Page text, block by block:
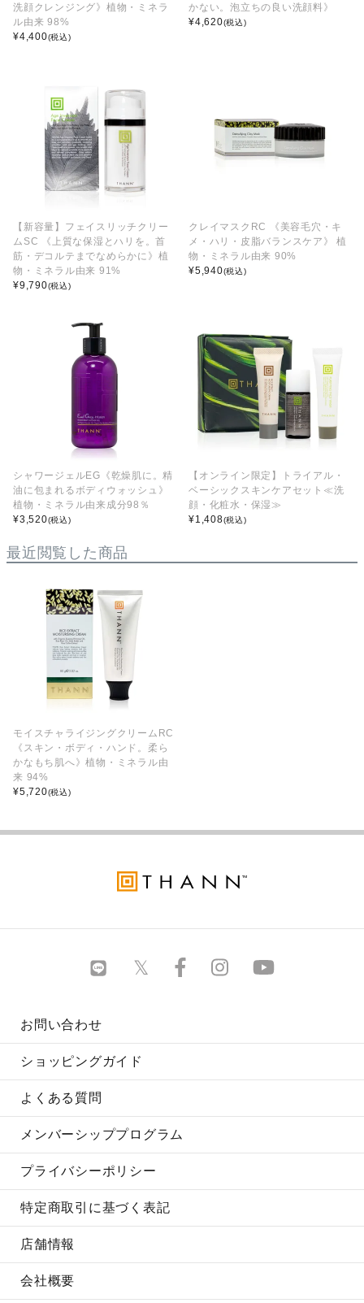
洗顔クレンジング》植物・ミネラ
ル由来 98%
¥4,400(税込)
かない。泡立ちの良い洗顔料》
¥4,620(税込)
【新容量】フェイスリッチクリー
ムSC 《上質な保湿とハリを。首
筋・デコルテまでなめらかに》植
物・ミネラル由来 91%
¥9,790(税込)
クレイマスクRC 《美容毛穴・キ
メ・ハリ・皮脂バランスケア》 植
物・ミネラル由来 90%
¥5,940(税込)
シャワージェルEG《乾燥肌に。精
油に包まれるボディウォッシュ》
植物・ミネラル由来成分98％
¥3,520(税込)
【オンライン限定】トライアル・
ベーシックスキンケアセット≪洗
顔・化粧水・保湿≫
¥1,408(税込)
最近閲覧した商品
モイスチャライジングクリームRC
《スキン・ボディ・ハンド。柔ら
かなもち肌へ》植物・ミネラル由
来 94%
¥5,720(税込)
お問い合わせ
ショッピングガイド
よくある質問
メンバーシッププログラム
プライバシーポリシー
特定商取引に基づく表記
店舗情報
会社概要